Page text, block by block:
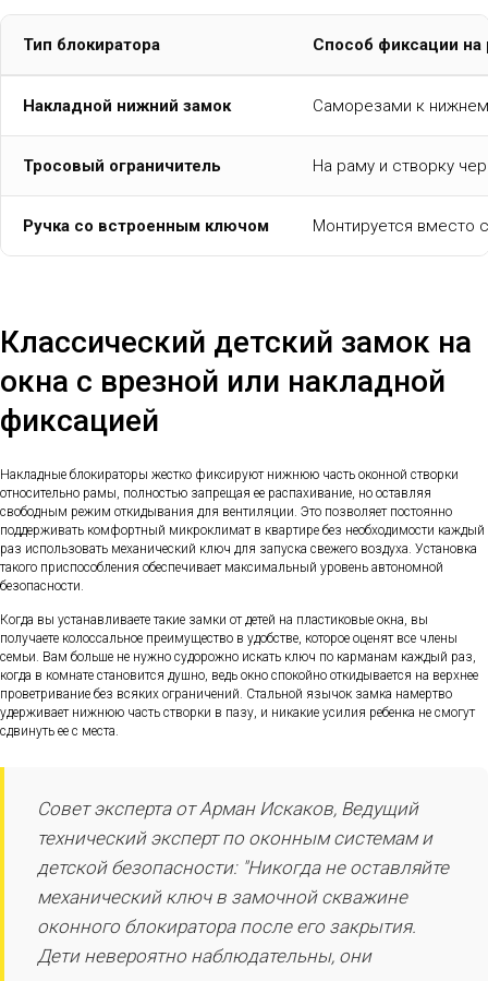
Тип блокиратора Способ фиксации на
Накладной нижний замок Саморезами к
Тросовый ограничитель На раму и створку
Ручка со встроенным ключом Монтируется вместо
Классический детский замок на
окна с врезной или накладной
фиксацией
Накладные блокираторы жестко фиксируют нижнюю часть оконной створки
относительно рамы, полностью запрещая ее распахивание, но оставляя
свободным режим откидывания для вентиляции. Это позволяет постоянно
поддерживать комфортный микроклимат в квартире без необходимости каждый
раз использовать механический ключ для запуска свежего воздуха. Установка
такого приспособления обеспечивает максимальный уровень автономной
безопасности.
Когда вы устанавливаете такие замки от детей на пластиковые окна, вы
получаете колоссальное преимущество в удобстве, которое оценят все члены
семьи. Вам больше не нужно судорожно искать ключ по карманам каждый раз,
когда в комнате становится душно, ведь окно спокойно откидывается на верхнее
проветривание без всяких ограничений. Стальной язычок замка намертво
удерживает нижнюю часть створки в пазу, и никакие усилия ребенка не смогут
сдвинуть ее с места.
Совет эксперта от Арман Искаков, Ведущий
технический эксперт по оконным системам и
детской безопасности: "Никогда не оставляйте
механический ключ в замочной скважине
оконного блокиратора после его закрытия.
Дети невероятно наблюдательны, они